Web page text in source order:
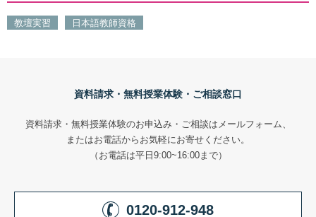
教壇実習 日本語教師資格
資料請求・無料授業体験・ご相談窓口
資料請求・無料授業体験のお申込み・ご相談はメールフォーム、
またはお電話からお気軽にお寄せください。
（お電話は平日9:00~16:00まで）
0120-912-948